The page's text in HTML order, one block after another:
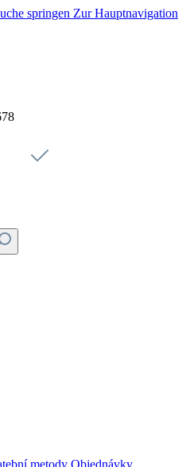
springen Zur Hauptnavigation
metody Objednávky